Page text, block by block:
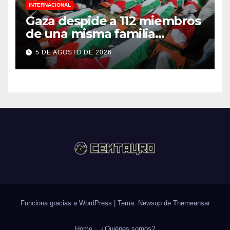
INTERNACIONAL
Gaza despide a 112 miembros
de una misma familia
asesinados durante el
genocidio
5 DE AGOSTO DE 2026
Funciona gracias a WordPress Tema: Newsup de Themeansar